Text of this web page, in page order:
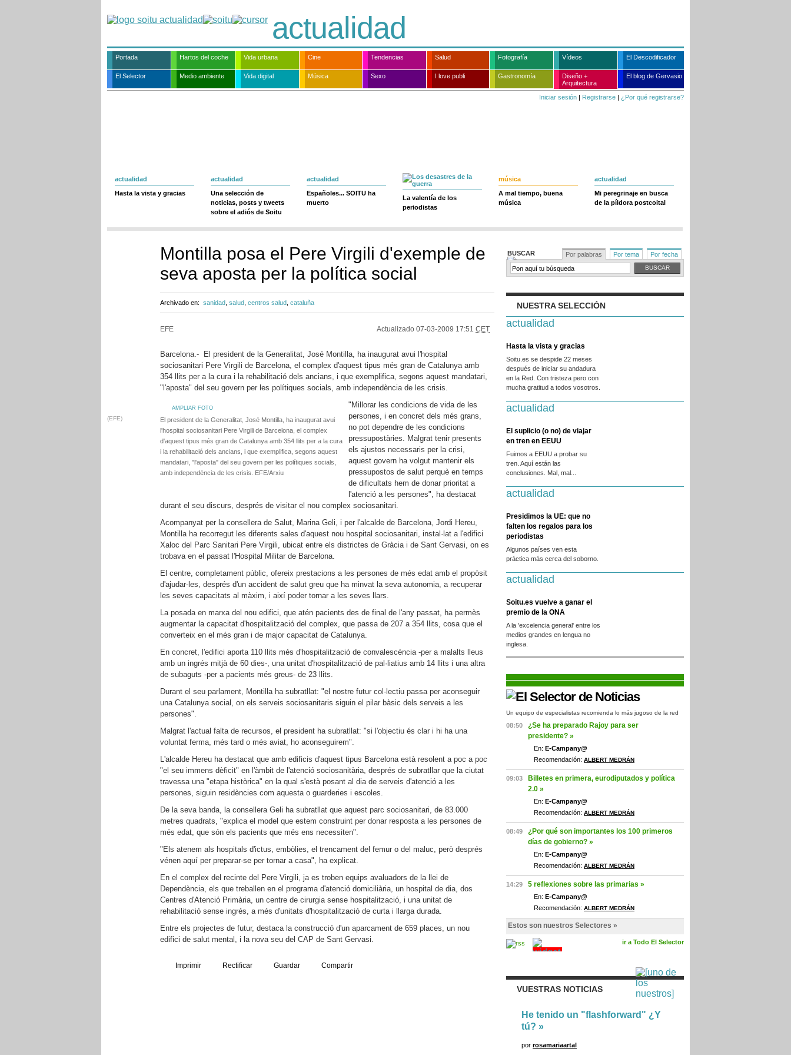
actualidad
Portada Hartos del coche Vida urbana Cine Tendencias Salud Fotografía Vídeos El Descodificador
El Selector Medio ambiente Vida digital Música Sexo I love publi Gastronomía
Diseño +
Arquitectura
El blog de Gervasio
Iniciar sesión | Registrarse | ¿Por qué registrarse?
actualidad
Hasta la vista y gracias
actualidad
Una selección de
noticias, posts y tweets
sobre el adiós de Soitu
actualidad
Españoles... SOITU ha
muerto
La valentía de los
periodistas
música
A mal tiempo, buena
música
actualidad
Mi peregrinaje en busca
de la píldora postcoital
Montilla posa el Pere Virgili d'exemple de
seva aposta per la política social
Archivado en: sanidad salud centros salud cataluña
EFE Actualizado 07-03-2009 17:51 CET
Barcelona.- El president de la Generalitat, José Montilla, ha inaugurat avui l'hospital
sociosanitari Pere Virgili de Barcelona, el complex d'aquest tipus més gran de Catalunya amb
354 llits per a la cura i la rehabilitació dels ancians, i que exemplifica, segons aquest mandatari,
"l'aposta" del seu govern per les polítiques socials, amb independència de les crisis.
AMPLIAR FOTO
(EFE)
El president de la Generalitat, José Montilla, ha inaugurat avui
l'hospital sociosanitari Pere Virgili de Barcelona, el complex
d'aquest tipus més gran de Catalunya amb 354 llits per a la cura
i la rehabilitació dels ancians, i que exemplifica, segons aquest
mandatari, "l'aposta" del seu govern per les polítiques socials,
amb independència de les crisis. EFE/Arxiu
"Millorar les condicions de vida de les
persones, i en concret dels més grans,
no pot dependre de les condicions
pressupostàries. Malgrat tenir presents
els ajustos necessaris per la crisi,
aquest govern ha volgut mantenir els
pressupostos de salut perquè en temps
de dificultats hem de donar prioritat a
l'atenció a les persones", ha destacat
durant el seu discurs, després de visitar el nou complex sociosanitari.
Acompanyat per la consellera de Salut, Marina Geli, i per l'alcalde de Barcelona, Jordi Hereu,
Montilla ha recorregut les diferents sales d'aquest nou hospital sociosanitari, instal·lat a l'edifici
Xaloc del Parc Sanitari Pere Virgili, ubicat entre els districtes de Gràcia i de Sant Gervasi, on es
trobava en el passat l'Hospital Militar de Barcelona.
El centre, completament públic, ofereix prestacions a les persones de més edat amb el propòsit
d'ajudar-les, després d'un accident de salut greu que ha minvat la seva autonomia, a recuperar
les seves capacitats al màxim, i així poder tornar a les seves llars.
La posada en marxa del nou edifici, que atén pacients des de final de l'any passat, ha permès
augmentar la capacitat d'hospitalització del complex, que passa de 207 a 354 llits, cosa que el
converteix en el més gran i de major capacitat de Catalunya.
En concret, l'edifici aporta 110 llits més d'hospitalització de convalescència -per a malalts lleus
amb un ingrés mitjà de 60 dies-, una unitat d'hospitalització de pal·liatius amb 14 llits i una altra
de subaguts -per a pacients més greus- de 23 llits.
Durant el seu parlament, Montilla ha subratllat: "el nostre futur col·lectiu passa per aconseguir
una Catalunya social, on els serveis sociosanitaris siguin el pilar bàsic dels serveis a les
persones".
Malgrat l'actual falta de recursos, el president ha subratllat: "si l'objectiu és clar i hi ha una
voluntat ferma, més tard o més aviat, ho aconseguirem".
L'alcalde Hereu ha destacat que amb edificis d'aquest tipus Barcelona està resolent a poc a poc
"el seu immens dèficit" en l'àmbit de l'atenció sociosanitària, després de subratllar que la ciutat
travessa una "etapa històrica" en la qual s'està posant al dia de serveis d'atenció a les
persones, siguin residències com aquesta o guarderies i escoles.
De la seva banda, la consellera Geli ha subratllat que aquest parc sociosanitari, de 83.000
metres quadrats, "explica el model que estem construint per donar resposta a les persones de
més edat, que són els pacients que més ens necessiten".
"Els atenem als hospitals d'ictus, embòlies, el trencament del femur o del maluc, però després
vénen aquí per preparar-se per tornar a casa", ha explicat.
En el complex del recinte del Pere Virgili, ja es troben equips avaluadors de la llei de
Dependència, els que treballen en el programa d'atenció domiciliària, un hospital de dia, dos
Centres d'Atenció Primària, un centre de cirurgia sense hospitalització, i una unitat de
rehabilitació sense ingrés, a més d'unitats d'hospitalització de curta i llarga durada.
Entre els projectes de futur, destaca la construcció d'un aparcament de 659 places, un nou
edifici de salut mental, i la nova seu del CAP de Sant Gervasi.
Imprimir Rectificar Guardar Compartir
BUSCAR Por palabras Por tema Por fecha
NUESTRA SELECCIÓN
actualidad
Hasta la vista y gracias
Soitu.es se despide 22 meses
después de iniciar su andadura
en la Red. Con tristeza pero con
mucha gratitud a todos vosotros.
actualidad
El suplicio (o no) de viajar
en tren en EEUU
Fuimos a EEUU a probar su
tren. Aquí están las
conclusiones. Mal, mal...
actualidad
Presidimos la UE: que no
falten los regalos para los
periodistas
Algunos países ven esta
práctica más cerca del soborno.
actualidad
Soitu.es vuelve a ganar el
premio de la ONA
A la 'excelencia general' entre los
medios grandes en lengua no
inglesa.
Un equipo de especialistas recomienda lo más jugoso de la red
08:50
¿Se ha preparado Rajoy para ser
presidente? »
En: E-Campany@
Recomendación: ALBERT MEDRÁN
09:03
Billetes en primera, eurodiputados y política
2.0 »
En: E-Campany@
Recomendación: ALBERT MEDRÁN
08:49
¿Por qué son importantes los 100 primeros
días de gobierno? »
En: E-Campany@
Recomendación: ALBERT MEDRÁN
14:29 5 reflexiones sobre las primarias »
En: E-Campany@
Recomendación: ALBERT MEDRÁN
Estos son nuestros Selectores »
ir a Todo El Selector
VUESTRAS NOTICIAS
He tenido un "flashforward" ¿Y
tú? »
por rosamariaartal